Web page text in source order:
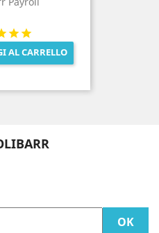
AL CARRELLO